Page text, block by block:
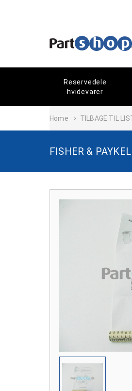
Reservedele
hvidevarer
Home TILBAGE TIL
FISHER &